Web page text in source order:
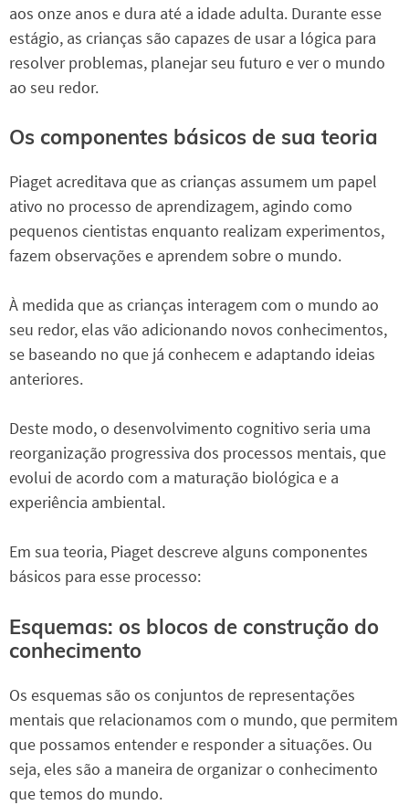
aos onze anos e dura até a idade adulta. Durante esse
estágio, as crianças são capazes de usar a lógica para
resolver problemas, planejar seu futuro e ver o mundo
ao seu redor.
Os componentes básicos de sua teoria
Piaget acreditava que as crianças assumem um papel
ativo no processo de aprendizagem, agindo como
pequenos cientistas enquanto realizam experimentos,
fazem observações e aprendem sobre o mundo.
À medida que as crianças interagem com o mundo ao
seu redor, elas vão adicionando novos conhecimentos,
se baseando no que já conhecem e adaptando ideias
anteriores.
Deste modo, o desenvolvimento cognitivo seria uma
reorganização progressiva dos processos mentais, que
evolui de acordo com a maturação biológica e a
experiência ambiental.
Em sua teoria, Piaget descreve alguns componentes
básicos para esse processo:
Esquemas: os blocos de construção do
conhecimento
Os esquemas são os conjuntos de representações
mentais que relacionamos com o mundo, que permitem
que possamos entender e responder a situações. Ou
seja, eles são a maneira de organizar o conhecimento
que temos do mundo.